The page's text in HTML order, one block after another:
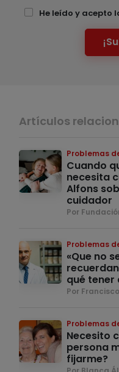
He leído y acepto
Artículos
Problemas
Cuando
necesita
Alfons
cuidador
Por
Problemas
«Que no
qué tener
Por
Problemas
Necesito
persona
fijarme?